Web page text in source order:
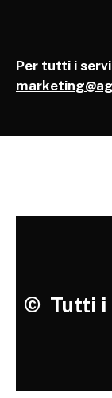
Per tutti i
© Tutti i